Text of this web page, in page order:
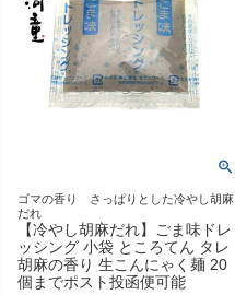
ゴマの香り さっぱりとした冷やし胡麻
だれ
【冷やし胡麻だれ】ごま味ドレ
ッシング 小袋 ところてん タレ
胡麻の香り 生こんにゃく麺 20
個までポスト投函便可能